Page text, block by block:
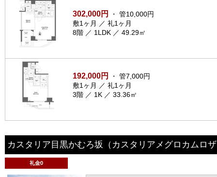
302,000円
・ 管10,000円
敷1ヶ月 ／ 礼1ヶ月
8階 ／ 1LDK ／ 49.29㎡
192,000円
・ 管7,000円
敷1ヶ月 ／ 礼1ヶ月
3階 ／ 1K ／ 33.36㎡
カスタリア目黒かむろ坂 （カスタリアメグロカムロ
礼金0